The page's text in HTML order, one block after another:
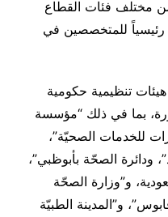
مختلف فئات القطاع
رئيسياً للمتخصصين في
تنظيمية حكومية
بما في ذلك “مؤسسة
للخدمات الصحيّة”،
ودائرة الصحّة بأبوظبي”،
و”وزارة الصحّة
و”المدينة الطبيّة